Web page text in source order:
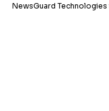
NewsGuard